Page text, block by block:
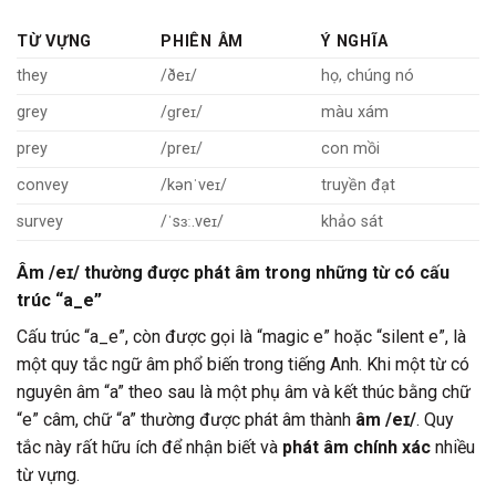
TỪ VỰNG PHIÊN ÂM
Ý NGHĨA
they
/ðeɪ/
họ, chúng nó
grey
/ɡreɪ/
màu xám
prey
/preɪ/
con mồi
convey
/kənˈveɪ/
truyền đạt
survey
/ˈsɜː.veɪ/ khảo sát
Âm /eɪ/ thường được phát âm trong những từ có cấu
trúc “a_e”
Cấu trúc “a_e”, còn được gọi là “magic e” hoặc “silent e”, là
một quy tắc ngữ âm phổ biến trong tiếng Anh. Khi một từ có
nguyên âm “a” theo sau là một phụ âm và kết thúc bằng chữ
“e” câm, chữ “a” thường được phát âm thành âm /eɪ/. Quy
tắc này rất hữu ích để nhận biết và phát âm chính xác nhiều
từ vựng.